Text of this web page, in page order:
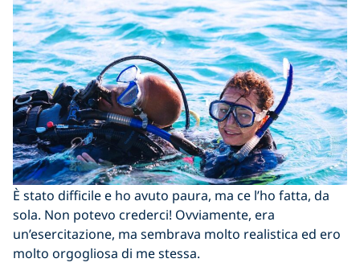
È stato difficile e ho avuto paura, ma ce l’ho fatta, da
sola. Non potevo crederci! Ovviamente, era
un’esercitazione, ma sembrava molto realistica ed ero
molto orgogliosa di me stessa.